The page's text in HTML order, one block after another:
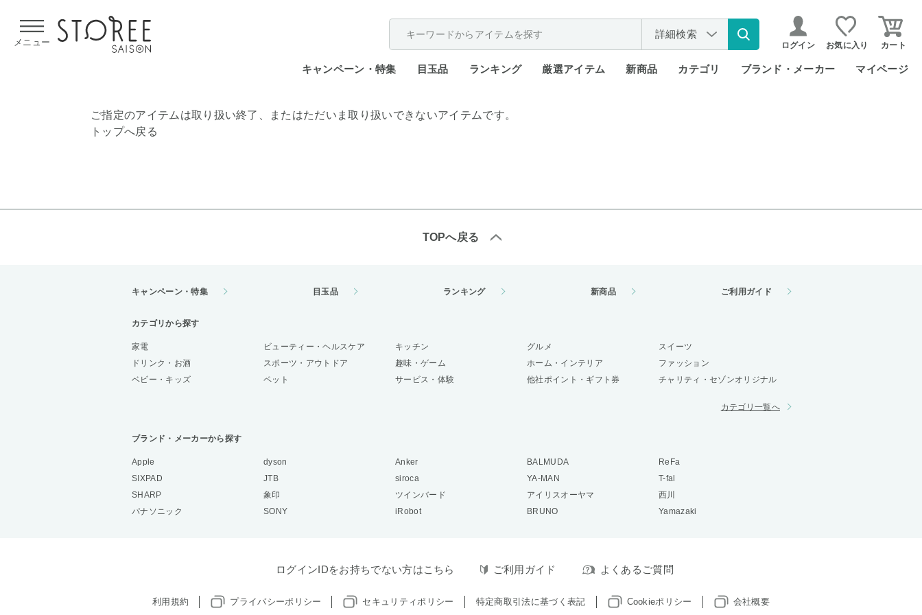
メニュー
詳細検索
ログイン お気に入り カート
キャンペーン・特集 目玉品 ランキング 厳選アイテム 新商品 カテゴリ ブランド・メーカー マイページ
ご指定のアイテムは取り扱い終了、またはただいま取り扱いできないアイテムです。
トップへ戻る
TOPへ戻る
キャンペーン・特集 目玉品 ランキング 新商品 ご利用ガイド
カテゴリから探す
家電 ビューティー・ヘルスケア キッチン グルメ
スイーツ
ドリンク・お酒
スポーツ・アウトドア 趣味・ゲーム ホーム・インテリア
ファッション
ベビー・キッズ
ペット サービス・体験 他社ポイント・ギフト券 チャリティ・セゾンオリジナル
カテゴリ一覧へ
ブランド・メーカーから探す
Apple dyson Anker BALMUDA
ReFa
SIXPAD
JTB siroca YA-MAN
T-fal
SHARP
象印 ツインバード アイリスオーヤマ
西川
パナソニック
SONY iRobot BRUNO Yamazaki
ログインIDをお持ちでない方はこちら ご利用ガイド よくあるご質問
利用規約 プライバシーポリシー セキュリティポリシー 特定商取引法に基づく表記 Cookieポリシー 会社概要